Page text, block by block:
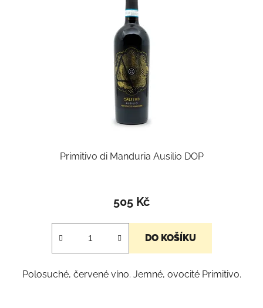
Primitivo di Manduria Ausilio DOP
hodnocení
produktu
5
505 Kč
DO KOŠÍKU
Polosuché, červené víno. Jemné, ovocité Primitivo.